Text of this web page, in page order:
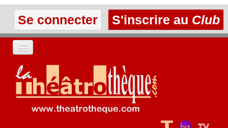
Se connecter S'inscrire au Club
ACCUEIL
LES TEXTES